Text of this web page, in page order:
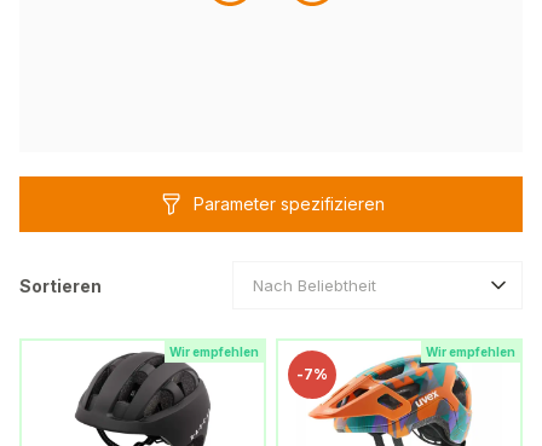
Parameter spezifizieren
Sortieren Nach Beliebtheit
Wir empfehlen Wir empfehlen
-7%